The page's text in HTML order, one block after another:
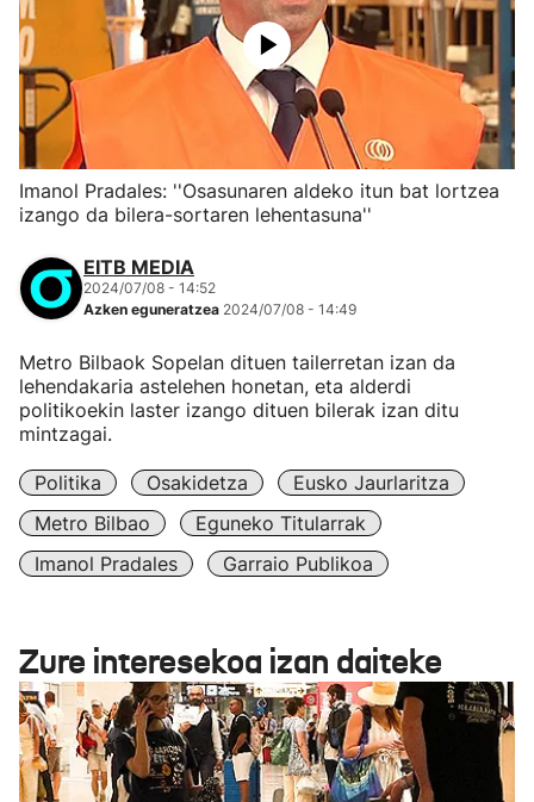
Imanol Pradales: ''Osasunaren aldeko itun bat lortzea
izango da bilera-sortaren lehentasuna''
EITB MEDIA
2024/07/08 - 14:52
Azken eguneratzea 2024/07/08 - 14:49
Metro Bilbaok Sopelan dituen tailerretan izan da
lehendakaria astelehen honetan, eta alderdi
politikoekin laster izango dituen bilerak izan ditu
mintzagai.
Politika Osakidetza
Eusko Jaurlaritza
Metro Bilbao
Eguneko Titularrak
Imanol Pradales
Garraio Publikoa
Zure interesekoa izan daiteke